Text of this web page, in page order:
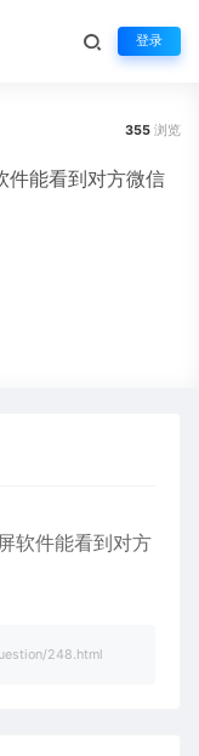
登录
355 浏览
件能看到对方微信
软件能看到对方
248.html